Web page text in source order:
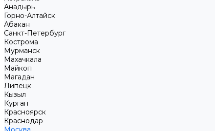
Анадырь
Горно-Алтайск
Абакан
Санкт-Петербург
Кострома
Мурманск
Махачкала
Майкоп
Магадан
Липецк
Кызыл
Курган
Красноярск
Краснодар